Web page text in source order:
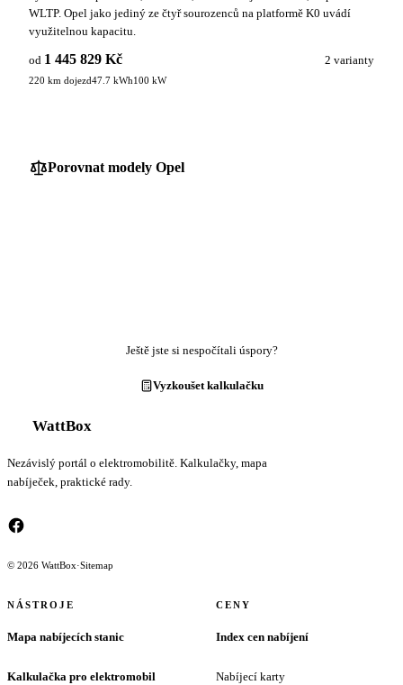
WLTP. Opel jako jediný ze čtyř sourozenců na platformě K0 uvádí
využitelnou kapacitu.
od 1 445 829 Kč 2 varianty
220 km dojezd47.7 kWh100 kW
Porovnat modely Opel
Ještě jste si nespočítali úspory?
Vyzkoušet kalkulačku
WattBox
Nezávislý portál o elektromobilitě. Kalkulačky, mapa
nabíječek, praktické rady.
© 2026 WattBox·Sitemap
NÁSTROJE
Mapa nabíjecích stanic
Kalkulačka pro elektromobil
CENY
Index cen nabíjení
Nabíjecí karty